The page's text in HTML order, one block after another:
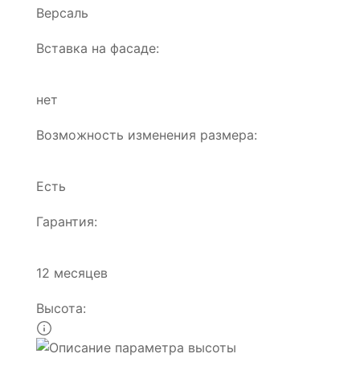
Версаль
Вставка на фасаде:
нет
Возможность изменения размера:
Есть
Гарантия:
12 месяцев
Высота: